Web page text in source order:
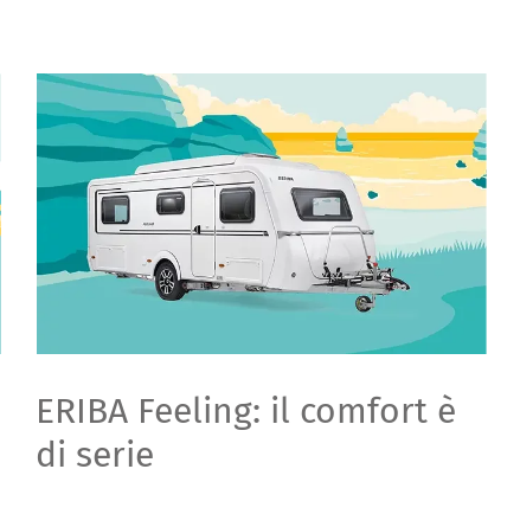
ERIBA Feeling: il comfort è
di serie